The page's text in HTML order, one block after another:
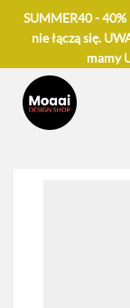
SUMMER40 -
nie łączą się.
mamy